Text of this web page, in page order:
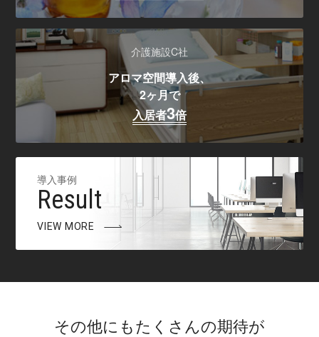
介護施設C社
アロマ空間導入後、
2ヶ月で
入居者3倍
導入事例
Result
VIEW MORE
その他にもたくさんの期待が